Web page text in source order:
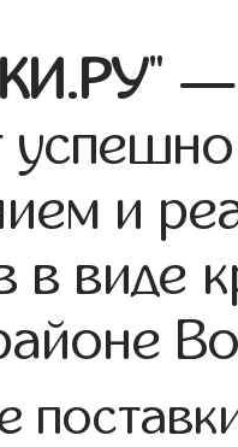
" —
и
в виде